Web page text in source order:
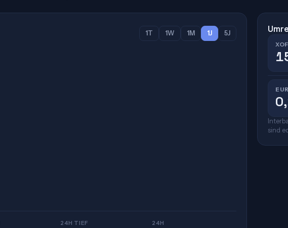
1T 1W 1M 1J 5J
24H TIEF 24H
sind